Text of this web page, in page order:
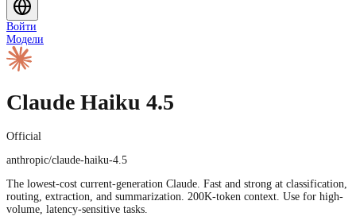
Войти
Модели
Claude Haiku 4.5
Official
anthropic/claude-haiku-4.5
The lowest-cost current-generation Claude. Fast and strong at classification,
routing, extraction, and summarization. 200K-token context. Use for high-
volume, latency-sensitive tasks.